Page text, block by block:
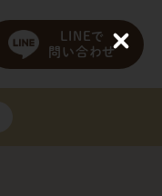
LINEで
問い合わせ C
l